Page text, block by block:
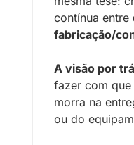
contínua entre
fabricação/
fazer com
morra na
ou do